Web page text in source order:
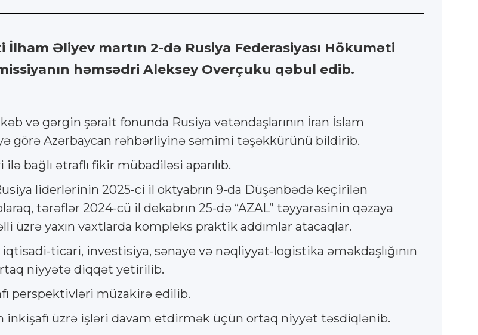
Əliyev martın 2-də Rusiya Federasiyası Hökuməti
həmsədri Aleksey Overçuku qəbul edib.
və gərgin şərait fonunda Rusiya vətəndaşlarının İran İslam
görə Azərbaycan rəhbərliyinə səmimi təşəkkürünü bildirib.
bağlı ətraflı fikir mübadiləsi aparılıb.
liderlərinin 2025-ci il oktyabrın 9-da Düşənbədə keçirilən
tərəflər 2024-cü il dekabrın 25-də “AZAL” təyyarəsinin qəzaya
üzrə yaxın vaxtlarda kompleks praktik addımlar atacaqlar.
iqtisadi-ticari, investisiya, sənaye və nəqliyyat-logistika əməkdaşlığının
niyyətə diqqət yetirilib.
perspektivləri müzakirə edilib.
inkişafı üzrə işləri davam etdirmək üçün ortaq niyyət təsdiqlənib.